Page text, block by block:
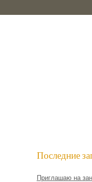
Последние
Приглашаю на